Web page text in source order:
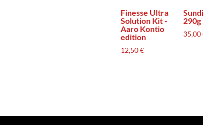
Finesse Ultra
Solution Kit -
Aaro Kontio
edition
12,50€
290g
35,00